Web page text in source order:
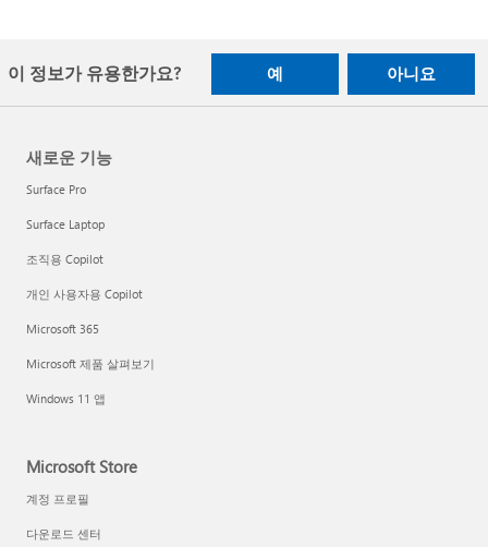
이 정보가 유용한가요? 예 아니요
새로운 기능
Surface Pro
Surface Laptop
조직용 Copilot
개인 사용자용 Copilot
Microsoft 365
Microsoft 제품 살펴보기
Windows 11 앱
Microsoft Store
계정 프로필
다운로드 센터